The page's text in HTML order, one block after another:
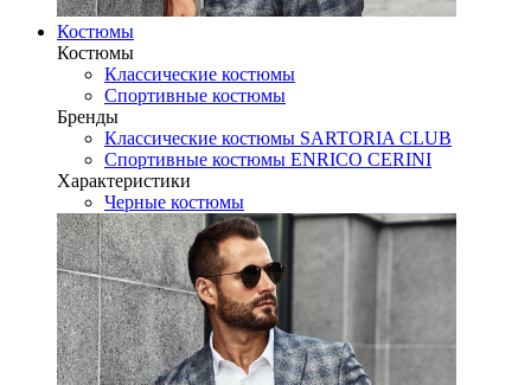
Костюмы
Костюмы
Классические костюмы
Спортивные костюмы
Бренды
Классические костюмы SARTORIA CLUB
Спортивные костюмы ENRICO CERINI
Характеристики
Черные костюмы